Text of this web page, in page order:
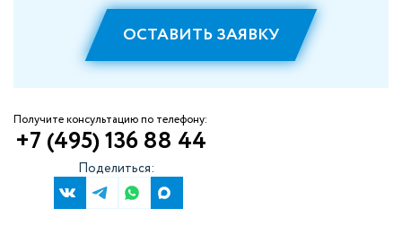
ОСТАВИТЬ ЗАЯВКУ
Получите консультацию по телефону:
+7 (495) 136 88 44
Поделиться: